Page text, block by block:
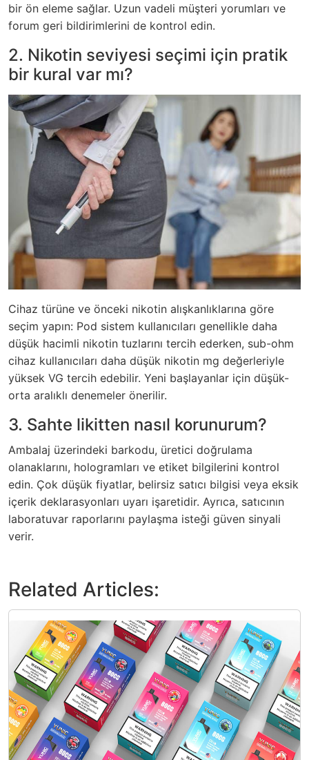
bir ön eleme sağlar. Uzun vadeli müşteri yorumları ve
forum geri bildirimlerini de kontrol edin.
2. Nikotin seviyesi seçimi için pratik
bir kural var mı?
Cihaz türüne ve önceki nikotin alışkanlıklarına göre
seçim yapın: Pod sistem kullanıcıları genellikle daha
düşük hacimli nikotin tuzlarını tercih ederken, sub-ohm
cihaz kullanıcıları daha düşük nikotin mg değerleriyle
yüksek VG tercih edebilir. Yeni başlayanlar için düşük-
orta aralıklı denemeler önerilir.
3. Sahte likitten nasıl korunurum?
Ambalaj üzerindeki barkodu, üretici doğrulama
olanaklarını, hologramları ve etiket bilgilerini kontrol
edin. Çok düşük fiyatlar, belirsiz satıcı bilgisi veya eksik
içerik deklarasyonları uyarı işaretidir. Ayrıca, satıcının
laboratuvar raporlarını paylaşma isteği güven sinyali
verir.
Related Articles: